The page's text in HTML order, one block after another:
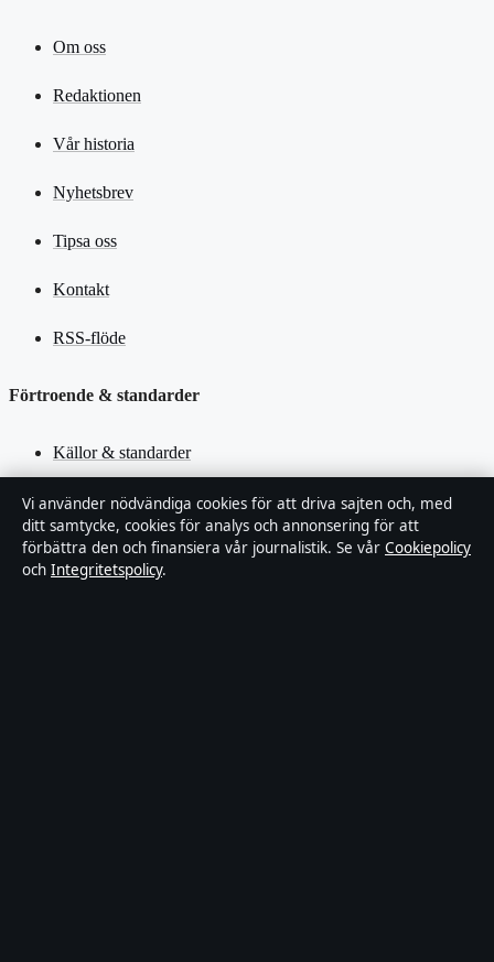
Om oss
Redaktionen
Vår historia
Nyhetsbrev
Tipsa oss
Kontakt
RSS-flöde
Förtroende & standarder
Källor & standarder
Redaktionell policy
Rättelsepolicy
Vi använder nödvändiga cookies för att driva sajten och, med
ditt samtycke, cookies för analys och annonsering för att
förbättra den och finansiera vår journalistik. Se vår Cookiepolicy
och Integritetspolicy.